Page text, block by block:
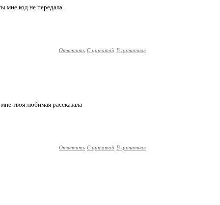
мне код не передала.
Ответить С цитатой В цитатник
твоя любимая рассказала
Ответить С цитатой В цитатник